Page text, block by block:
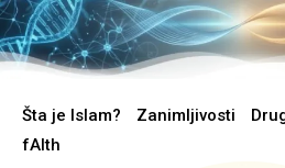
Šta je Islam? Zanimljivosti
fAIth